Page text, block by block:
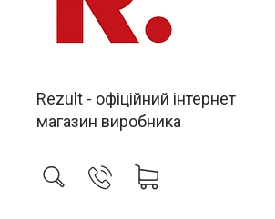
Rezult - офіційний інтернет
магазин виробника